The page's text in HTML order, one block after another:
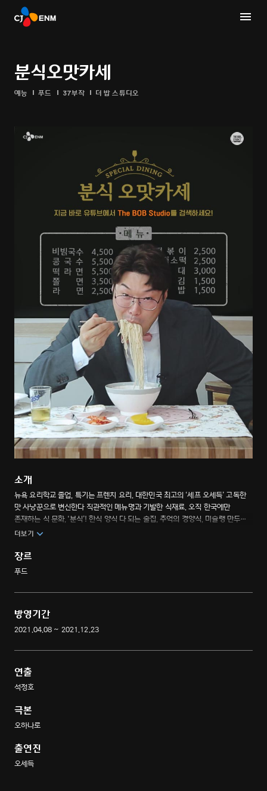
분식오맛카세
예능 푸드 37부작 더 밥 스튜디오
소개
뉴욕 요리학교 졸업, 특기는 프렌치 요리. 대한민국 최고의 ‘세프 오세득’ 고독한
맛 사냥꾼으로 변신한다 직관적인 메뉴명과 기발한 식재료. 오직 한국에만
존재하는 식 문화, '분식’! 한식 양식 다 되는 술집, 추억의 경양식, 미슐랭 만두
맛집 모두 접수 완료! 007 가방 속 숨겨진 소스와 전문가의 시선으로 분석한 요리
더보기
장르
푸드
방영기간
2021.04.08 ~ 2021.12.23
연출
석정호
극본
오하나로
출연진
오세득